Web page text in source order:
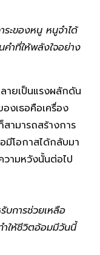
ระของหนู หนูจำได้
คำที่ให้พลังใจอย่าง
ายเป็นแรงผลักดัน
งเธอคือเครื่อง
ามารถสร้างการ
มีโอกาสได้กลับมา
วามหวังนั้นต่อไป
บการช่วยเหลือ
ให้ชีวิตอ้อมมีวันนี้